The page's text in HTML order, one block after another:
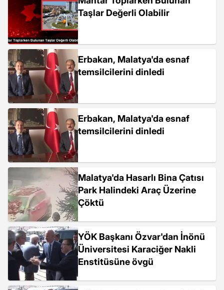
Taşlar Değerli Olabilir
Erbakan, Malatya'da esnaf
temsilcilerini dinledi
Erbakan, Malatya'da esnaf
temsilcilerini dinledi
Malatya'da Hasarlı Bina Çatısı
Park Halindeki Araç Üzerine
Çöktü
YÖK Başkanı Özvar'dan İnönü
Üniversitesi Karaciğer Nakli
Enstitüsüne övgü